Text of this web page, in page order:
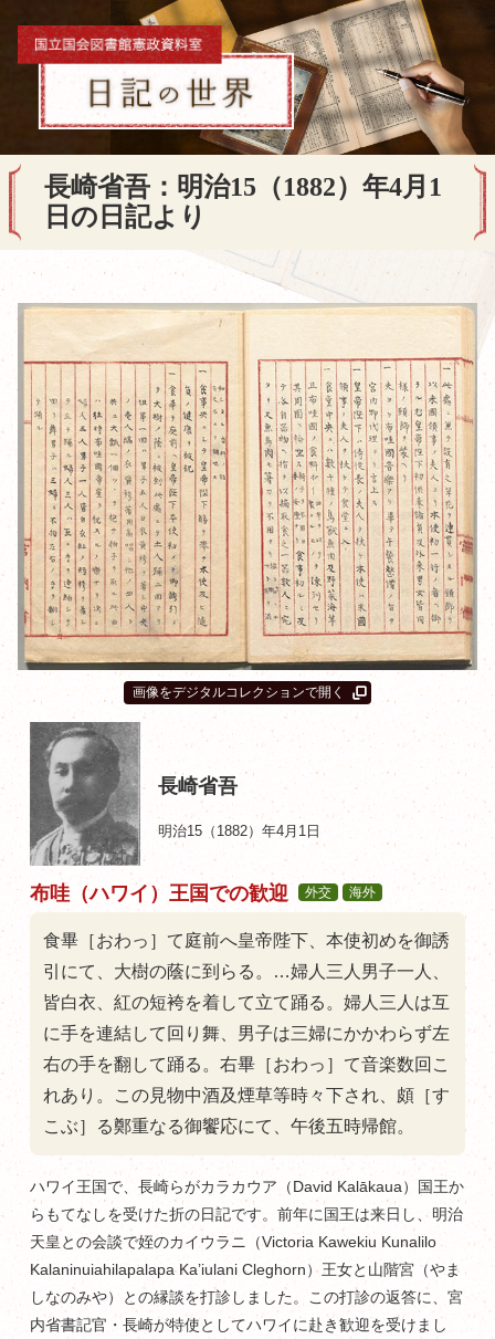
長崎省吾：明治15（1882）年4月1
日の日記より
画像をデジタルコレクションで開く
長崎省吾
明治15（1882）年4月1日
布哇（ハワイ）王国での歓迎 外交 海外
食畢［おわっ］て庭前へ皇帝陛下、本使初めを御誘
引にて、大樹の蔭に到らる。…婦人三人男子一人、
皆白衣、紅の短袴を着して立て踊る。婦人三人は互
に手を連結して回り舞、男子は三婦にかかわらず左
右の手を翻して踊る。右畢［おわっ］て音楽数回こ
れあり。この見物中酒及煙草等時々下され、頗［す
こぶ］る鄭重なる御饗応にて、午後五時帰館。
ハワイ王国で、長崎らがカラカウア（David Kalākaua）国王か
らもてなしを受けた折の日記です。前年に国王は来日し、明治
天皇との会談で姪のカイウラニ（Victoria Kawekiu Kunalilo
Kalaninuiahilapalapa Ka’iulani Cleghorn）王女と山階宮（やま
しなのみや）との縁談を打診しました。この打診の返答に、宮
内省書記官・長崎が特使としてハワイに赴き歓迎を受けまし